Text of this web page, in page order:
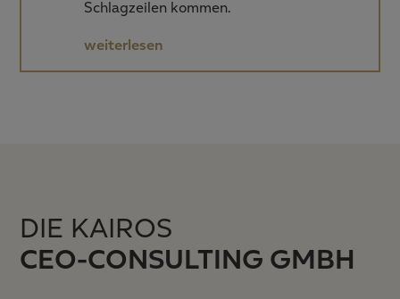
Schlagzeilen kommen.
weiterlesen
DIE KAIROS
CEO-CONSULTING GMBH